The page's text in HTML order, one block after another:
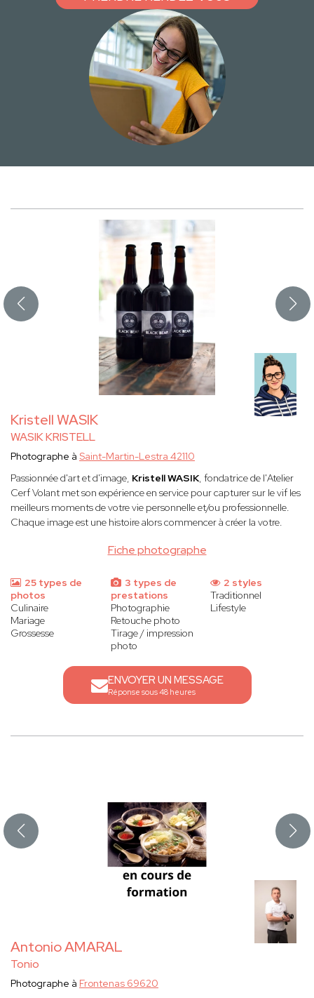
Kristell WASIK
WASIK KRISTELL
Fiche photographe
Photographe à Saint-Martin-Lestra 42110
Passionnée d'art et d'image, Kristell WASIK, fondatrice de l'Atelier
Cerf Volant met son expérience en service pour capturer sur le vif les
meilleurs moments de votre vie personnelle et/ou professionnelle.
Chaque image est une histoire alors commencer à créer la votre.
25 types de
photos
Culinaire
Mariage
Grossesse
3 types de
prestations
Photographie
Retouche photo
Tirage / impression
photo
2 styles
Traditionnel
Lifestyle
ENVOYER UN MESSAGE
Réponse sous 48 heures
Antonio AMARAL
Tonio
Photographe à Frontenas 69620